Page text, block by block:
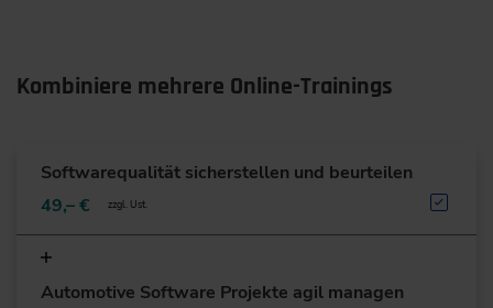
Kombiniere mehrere Online-Trainings
Softwarequalität sicherstellen und beurteilen
49,– €
zzgl. Ust.
Automotive Software Projekte agil managen